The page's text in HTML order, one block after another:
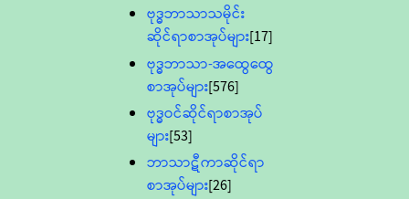
ဗုဒ္ဓဘာသာသမိုင်း
ဆိုင်ရာစာအုပ်များ[17]
ဗုဒ္ဓဘာသာ-အထွေထွေ
စာအုပ်များ[576]
ဗုဒ္ဓဝင်ဆိုင်ရာစာအုပ်
များ[53]
ဘာသာဋီကာဆိုင်ရာ
စာအုပ်များ[26]